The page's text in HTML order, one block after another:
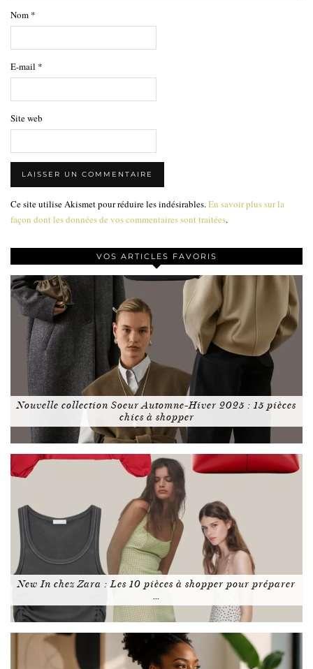
Nom *
E-mail *
Site web
Ce site utilise Akismet pour réduire les indésirables. En savoir plus sur la
façon dont les données de vos commentaires sont traitées.
VOS ARTICLES FAVORIS
Nouvelle collection Soeur Automne-Hiver 2025 : 15 pièces
chics à shopper
New In chez Zara : Les 10 pièces à shopper pour préparer
…